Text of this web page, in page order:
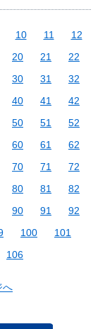
10 11
12
20 21
22
30 31
32
40 41
42
50 51
52
60 61
62
70 71
72
80 81
82
90 91
92
100
101
106
へ